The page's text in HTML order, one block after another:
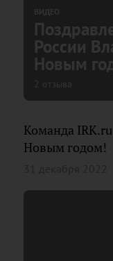
ВИДЕО
России
Новым
2 отзыва
Команда
Новым годом!